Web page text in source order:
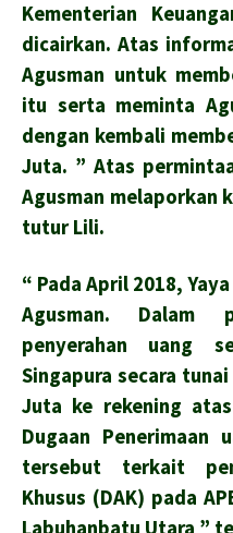
Kementerian
dicairkan. Atas
Agusman untuk
itu serta meminta
dengan kembali
Juta. ” Atas
Agusman melaporkan
tutur Lili.
“ Pada April 2018,
Agusman. Dalam
penyerahan uang
Singapura secara
Juta ke rekening
Dugaan Penerimaan
tersebut terkait
Khusus (DAK) pada